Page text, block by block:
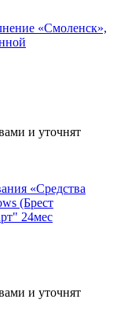
«Смоленск»,
и уточнят
«Средства
(Брест
24мес
и уточнят